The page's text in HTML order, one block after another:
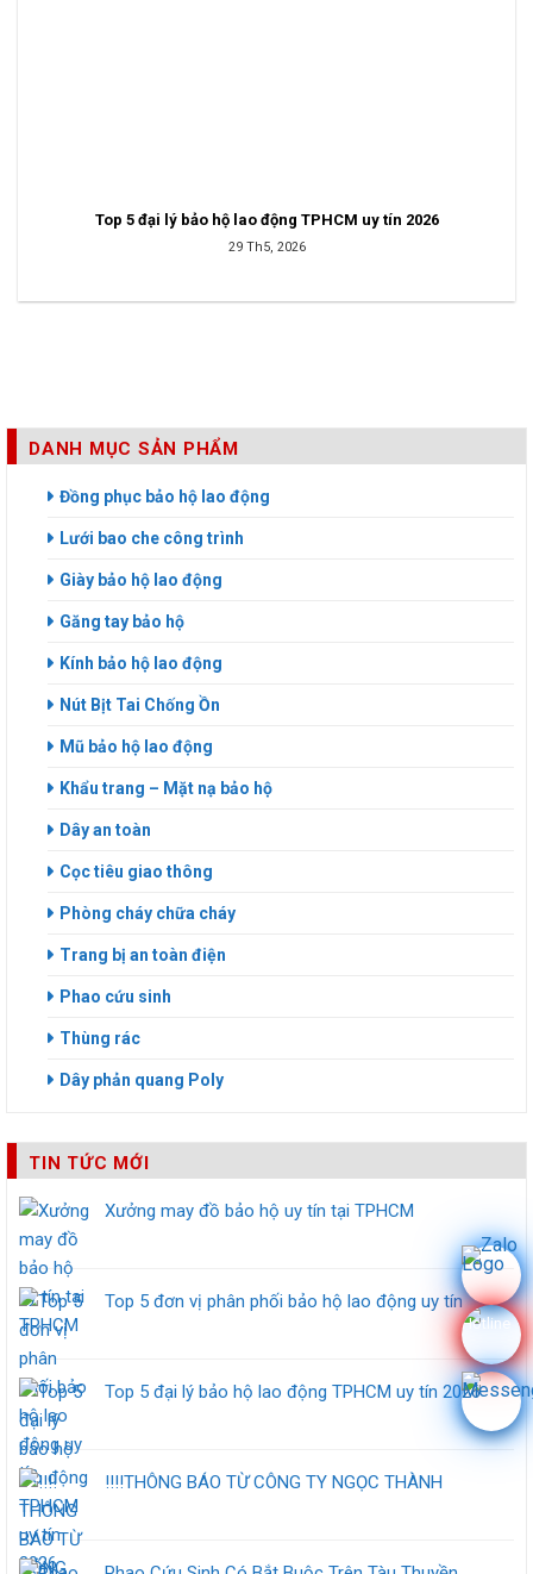
DANH MỤC SẢN PHẨM
Đồng phục bảo hộ lao động
Lưới bao che công trình
Giày bảo hộ lao động
Găng tay bảo hộ
Kính bảo hộ lao động
Nút Bịt Tai Chống Ồn
Mũ bảo hộ lao động
Khẩu trang – Mặt nạ bảo hộ
Dây an toàn
Cọc tiêu giao thông
Phòng cháy chữa cháy
Trang bị an toàn điện
Phao cứu sinh
Thùng rác
Dây phản quang Poly
TIN TỨC MỚI
Xưởng may đồ bảo hộ uy tín tại TPHCM
Top 5 đơn vị phân phối bảo hộ lao động uy tín
Top 5 đại lý bảo hộ lao động TPHCM uy tín 2026
‼️‼️THÔNG BÁO TỪ CÔNG TY NGỌC THÀNH
Top 5 đại lý bảo hộ lao động TPHCM uy tín 2026
29 Th5, 2026